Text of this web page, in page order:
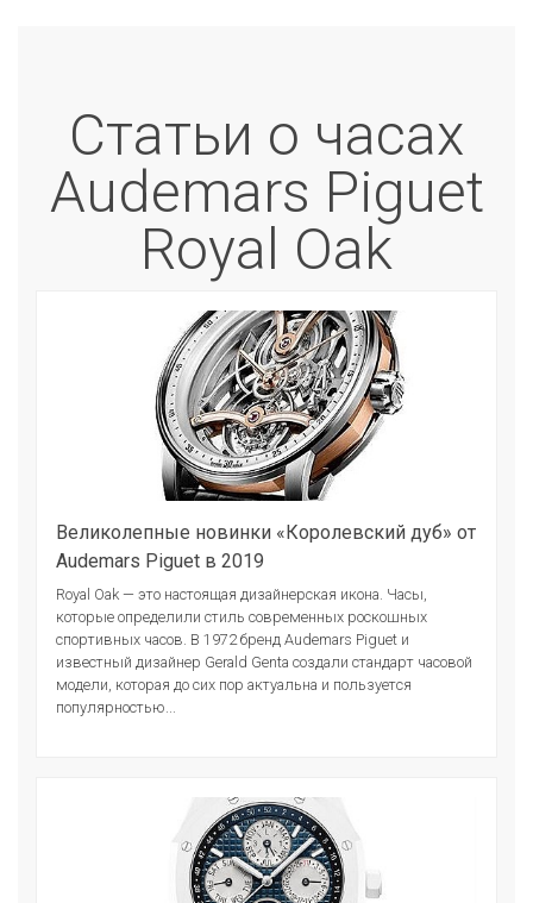
Статьи о часах
Audemars Piguet
Royal Oak
Великолепные новинки «Королевский дуб» от
Audemars Piguet в 2019
Royal Oak — это настоящая дизайнерская икона. Часы,
которые определили стиль современных роскошных
спортивных часов. В 1972 бренд Audemars Piguet и
известный дизайнер Gerald Genta создали стандарт часовой
модели, которая до сих пор актуальна и пользуется
популярностью...